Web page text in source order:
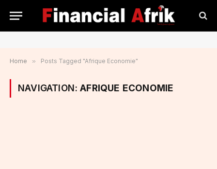
Home » Posts Tagged "Afrique Economie"
NAVIGATION:AFRIQUE ECONOMIE